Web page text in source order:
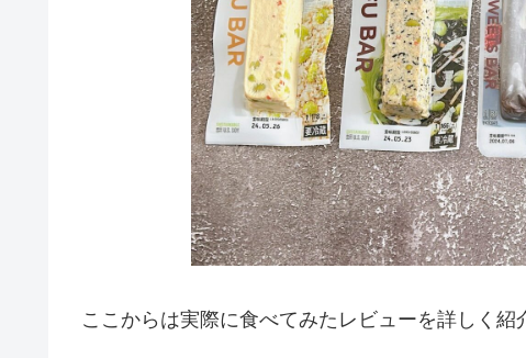
ここからは実際に食べてみたレビューを詳しく紹